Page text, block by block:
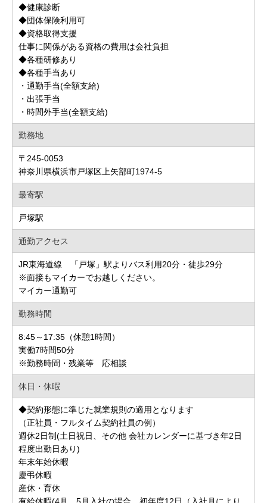
◆健康診断
◆団体保険利用可
◆資格取得支援
仕事に関係がある資格の費用は会社負担
◆各種研修あり
◆各種手当あり
・通勤手当(全額支給)
・出張手当
・時間外手当(全額支給)
勤務地
〒245-0053
神奈川県横浜市戸塚区上矢部町1974-5
最寄駅
戸塚駅
通勤アクセス
JR東海道線 「戸塚」駅よりバス利用20分・徒歩29分
※面接もマイカーでお越しください。
マイカー通勤可
勤務時間
8:45～17:35（休憩1時間）
実働7時間50分
※勤務時間・残業等 応相談
休日・休暇
◆契約形態に準じた就業規則の適用となります
（正社員・フルタイム契約社員の例）
週休2日制(土日祝日、その他 会社カレンダーに基づき年2日
程度出勤日あり)
年末年始休暇
慶弔休暇
産休・育休